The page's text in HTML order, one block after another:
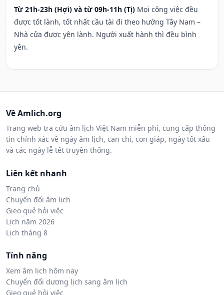
Từ 21h-23h (Hợi) và từ 09h-11h (Tị) Mọi công việc đều
được tốt lành, tốt nhất cầu tài đi theo hướng Tây Nam –
Nhà cửa được yên lành. Người xuất hành thì đều bình
yên.
Về Amlich.org
Trang web tra cứu âm lịch Việt Nam miễn phí, cung cấp thông
tin chính xác về ngày âm lịch, can chi, con giáp, ngày tốt xấu
và các ngày lễ tết truyền thống.
Liên kết nhanh
Trang chủ
Chuyển đổi âm lịch
Gieo quẻ hỏi việc
Lịch năm 2026
Lịch tháng 8
Tính năng
Xem âm lịch hôm nay
Chuyển đổi dương lịch sang âm lịch
Gieo quẻ hỏi việc